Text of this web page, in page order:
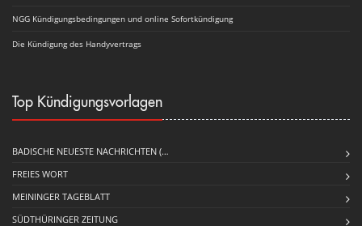
NGG Kündigungsbedingungen und online Sofortkündigung
Die Kündigung des Handyvertrags
Top Kündigungsvorlagen
BADISCHE NEUESTE NACHRICHTEN (…
FREIES WORT
MEININGER TAGEBLATT
SÜDTHÜRINGER ZEITUNG